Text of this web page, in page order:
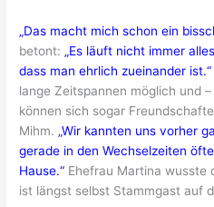
„Das macht mich schon ein
betont: „Es läuft nicht immer
dass man ehrlich zueinander ist.“
lange Zeitspannen möglich und
können sich sogar
Mihm. „Wir kannten uns vorher
gerade in den Wechselzeiten
Hause.“ Ehefrau Martina wusste
ist längst selbst Stammgast auf